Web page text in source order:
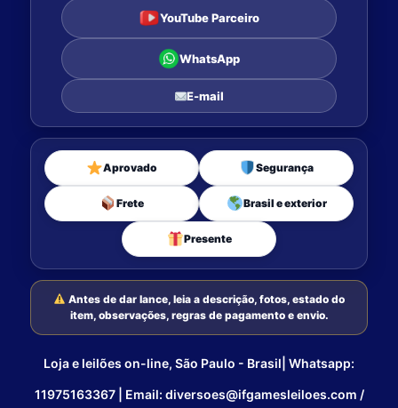
YouTube Parceiro
WhatsApp
E-mail
Aprovado Segurança
Frete Brasil e exterior
Presente
Antes de dar lance, leia a descrição, fotos, estado do
item, observações, regras de pagamento e envio.
Loja e leilões on-line, São Paulo - Brasil| Whatsapp:
11975163367 | Email: diversoes@ifgamesleiloes.com /